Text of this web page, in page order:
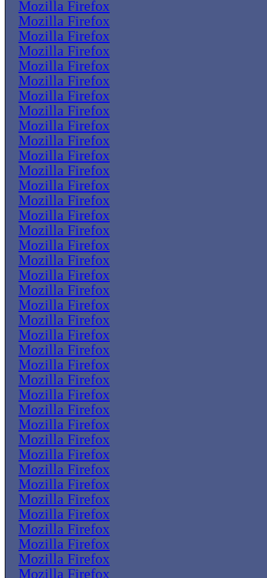
Mozilla Firefox
Mozilla Firefox
Mozilla Firefox
Mozilla Firefox
Mozilla Firefox
Mozilla Firefox
Mozilla Firefox
Mozilla Firefox
Mozilla Firefox
Mozilla Firefox
Mozilla Firefox
Mozilla Firefox
Mozilla Firefox
Mozilla Firefox
Mozilla Firefox
Mozilla Firefox
Mozilla Firefox
Mozilla Firefox
Mozilla Firefox
Mozilla Firefox
Mozilla Firefox
Mozilla Firefox
Mozilla Firefox
Mozilla Firefox
Mozilla Firefox
Mozilla Firefox
Mozilla Firefox
Mozilla Firefox
Mozilla Firefox
Mozilla Firefox
Mozilla Firefox
Mozilla Firefox
Mozilla Firefox
Mozilla Firefox
Mozilla Firefox
Mozilla Firefox
Mozilla Firefox
Mozilla Firefox
Mozilla Firefox